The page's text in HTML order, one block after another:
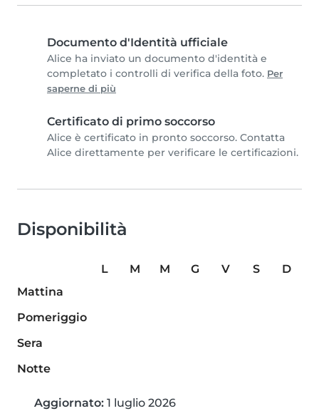
Documento d'Identità ufficiale
Alice ha inviato un documento d'identità e
completato i controlli di verifica della foto. Per
saperne di più
Certificato di primo soccorso
Alice è certificato in pronto soccorso. Contatta
Alice direttamente per verificare le certificazioni.
Disponibilità
L M M G V S
D
Mattina
Pomeriggio
Sera
Notte
Aggiornato: 1 luglio 2026